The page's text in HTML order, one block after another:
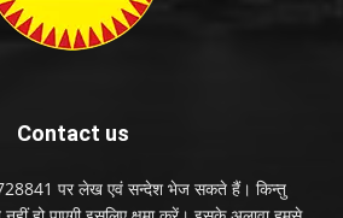
Contact us
पर लेख एवं सन्देश भेज सकते हैं। किन्तु